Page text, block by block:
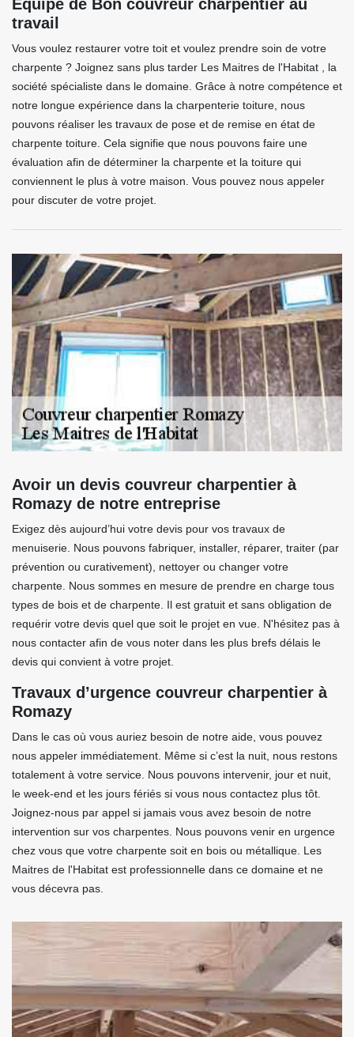
Equipe de Bon couvreur charpentier au
travail
Vous voulez restaurer votre toit et voulez prendre soin de votre
charpente ? Joignez sans plus tarder Les Maitres de l'Habitat , la
société spécialiste dans le domaine. Grâce à notre compétence et
notre longue expérience dans la charpenterie toiture, nous
pouvons réaliser les travaux de pose et de remise en état de
charpente toiture. Cela signifie que nous pouvons faire une
évaluation afin de déterminer la charpente et la toiture qui
conviennent le plus à votre maison. Vous pouvez nous appeler
pour discuter de votre projet.
Avoir un devis couvreur charpentier à
Romazy de notre entreprise
Exigez dès aujourd’hui votre devis pour vos travaux de
menuiserie. Nous pouvons fabriquer, installer, réparer, traiter (par
prévention ou curativement), nettoyer ou changer votre
charpente. Nous sommes en mesure de prendre en charge tous
types de bois et de charpente. Il est gratuit et sans obligation de
requérir votre devis quel que soit le projet en vue. N'hésitez pas à
nous contacter afin de vous noter dans les plus brefs délais le
devis qui convient à votre projet.
Travaux d’urgence couvreur charpentier à
Romazy
Dans le cas où vous auriez besoin de notre aide, vous pouvez
nous appeler immédiatement. Même si c’est la nuit, nous restons
totalement à votre service. Nous pouvons intervenir, jour et nuit,
le week-end et les jours fériés si vous nous contactez plus tôt.
Joignez-nous par appel si jamais vous avez besoin de notre
intervention sur vos charpentes. Nous pouvons venir en urgence
chez vous que votre charpente soit en bois ou métallique. Les
Maitres de l'Habitat est professionnelle dans ce domaine et ne
vous décevra pas.